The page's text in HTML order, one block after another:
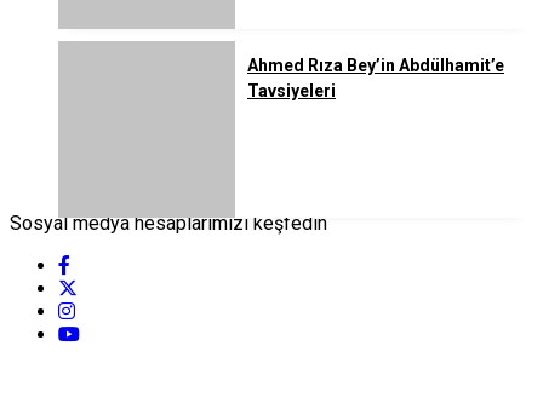
Ahmed Rıza Bey’in Abdülhamit’e
Tavsiyeleri
Sosyal medya hesaplarımızı keşfedin